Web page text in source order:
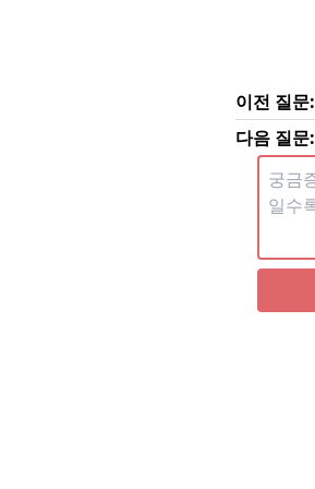
이전 질문:
다음 질문: